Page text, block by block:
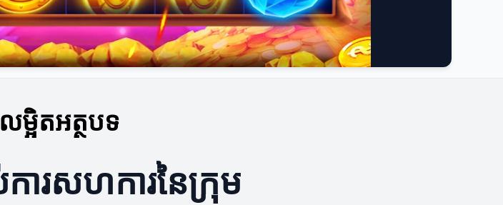
ម្អិតអត្ថបទ
ារសហការនៃក្រុម